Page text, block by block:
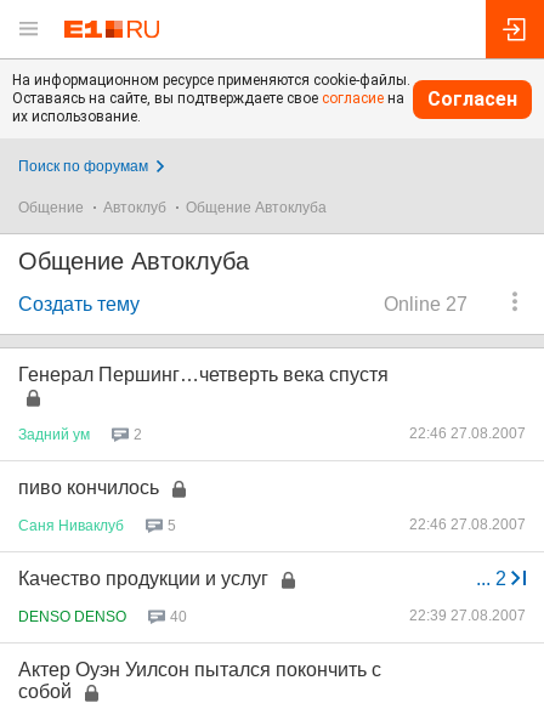
На информационном ресурсе применяются cookie-файлы.
Оставаясь на сайте, вы подтверждаете свое согласие на
их использование.
Согласен
Поиск по форумам
Общение Автоклуб Общение Автоклуба
Общение Автоклуба
Online 27
Создать тему
Генерал Першинг…четверть века спустя
Задний ум 2 22:46 27.08.2007
пиво кончилось
Саня Ниваклуб 5 22:46 27.08.2007
... 2
Качество продукции и услуг
DENSO DENSO 40 22:39 27.08.2007
Актер Оуэн Уилсон пытался покончить с
собой